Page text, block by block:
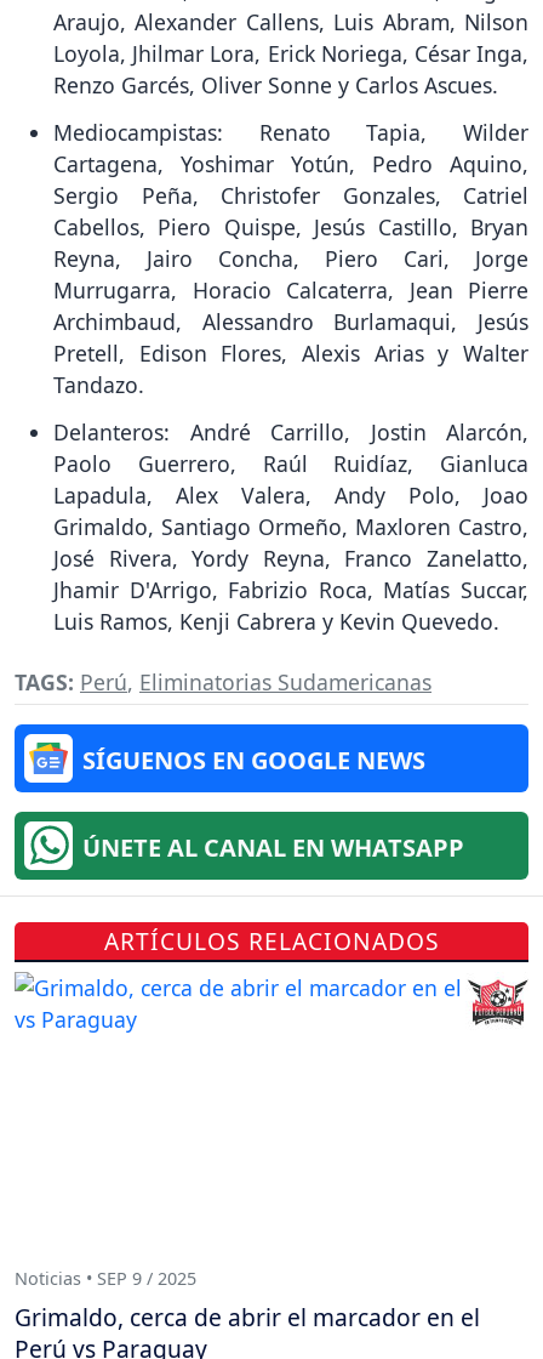
Araujo, Alexander Callens, Luis Abram, Nilson
Loyola, Jhilmar Lora, Erick Noriega, César Inga,
Renzo Garcés, Oliver Sonne y Carlos Ascues.
Mediocampistas: Renato Tapia, Wilder
Cartagena, Yoshimar Yotún, Pedro Aquino,
Sergio Peña, Christofer Gonzales, Catriel
Cabellos, Piero Quispe, Jesús Castillo, Bryan
Reyna, Jairo Concha, Piero Cari, Jorge
Murrugarra, Horacio Calcaterra, Jean Pierre
Archimbaud, Alessandro Burlamaqui, Jesús
Pretell, Edison Flores, Alexis Arias y Walter
Tandazo.
Delanteros: André Carrillo, Jostin Alarcón,
Paolo Guerrero, Raúl Ruidíaz, Gianluca
Lapadula, Alex Valera, Andy Polo, Joao
Grimaldo, Santiago Ormeño, Maxloren Castro,
José Rivera, Yordy Reyna, Franco Zanelatto,
Jhamir D'Arrigo, Fabrizio Roca, Matías Succar,
Luis Ramos, Kenji Cabrera y Kevin Quevedo.
TAGS: Perú, Eliminatorias Sudamericanas
SÍGUENOS EN GOOGLE NEWS
ÚNETE AL CANAL EN WHATSAPP
ARTÍCULOS RELACIONADOS
Noticias • SEP 9 / 2025
Grimaldo, cerca de abrir el marcador en el
Perú vs Paraguay